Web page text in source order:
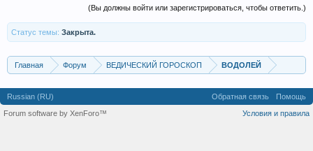
(Вы должны войти или зарегистрироваться, чтобы ответить.)
Статус темы: Закрыта.
Главная Форум ВЕДИЧЕСКИЙ ГОРОСКОП ВОДОЛЕЙ
Russian (RU) Обратная связь
Помощь
Условия и правила
Forum software by XenForo™